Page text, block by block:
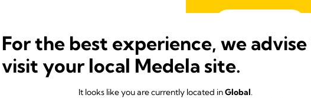
For the best experience, we
visit your local Medela site.
It looks like you are currently located inGlobal.